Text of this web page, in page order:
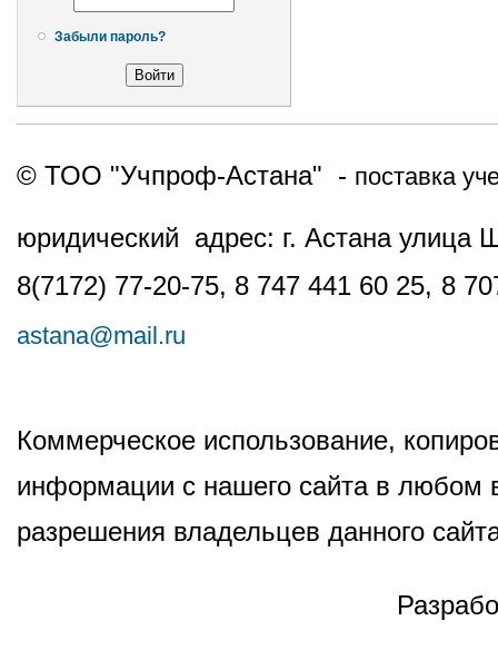
Забыли пароль?
© ТОО "Учпроф-Астана" - поставка
юридический адрес: г. Астана
8(7172) 77-20-75, 8 747 441 60 25, 8
astana@mail.ru
Коммерческое использование,
информации с нашего сайта в любом
разрешения владельцев данного